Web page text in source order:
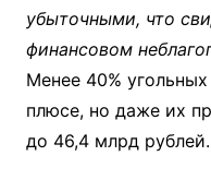
убыточными, что
финансовом
Менее 40%
плюсе, но даже их
до 46,4 млрд рублей.